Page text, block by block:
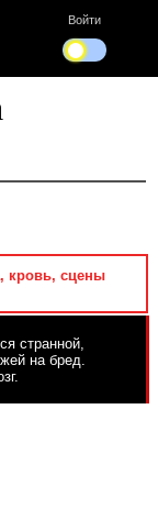
Войти
кровь, сцены
странной,
на бред.